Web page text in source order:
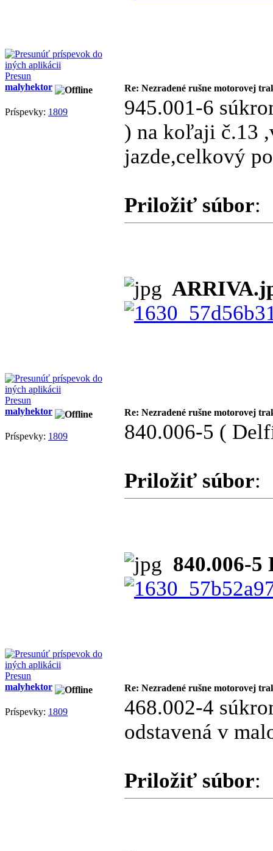
Presun
malyhektor
Re: Nezradené rušne motorovej
Príspevky: 1809
945.001-6
) na koľaji č.13
jazde,celkový
Priložiť súbor:
Presun
malyhektor
Re: Nezradené rušne motorovej
Príspevky: 1809 840.006-5 (
Priložiť súbor:
840.006-5
Presun
malyhektor
Re: Nezradené rušne motorovej
Príspevky: 1809
468.002-4
odstavená v
Priložiť súbor: